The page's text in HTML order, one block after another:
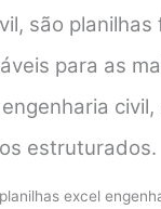
são planilhas
para as
estruturados.